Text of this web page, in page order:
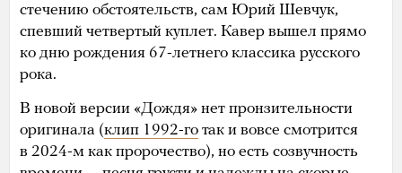
стечению обстоятельств, сам Юрий Шевчук,
спевший четвертый куплет. Кавер вышел прямо
ко дню рождения 67-летнего классика русского
рока.
В новой версии «Дождя» нет пронзительности
оригинала (клип 1992-го так и вовсе смотрится
в 2024-м как пророчество), но есть созвучность